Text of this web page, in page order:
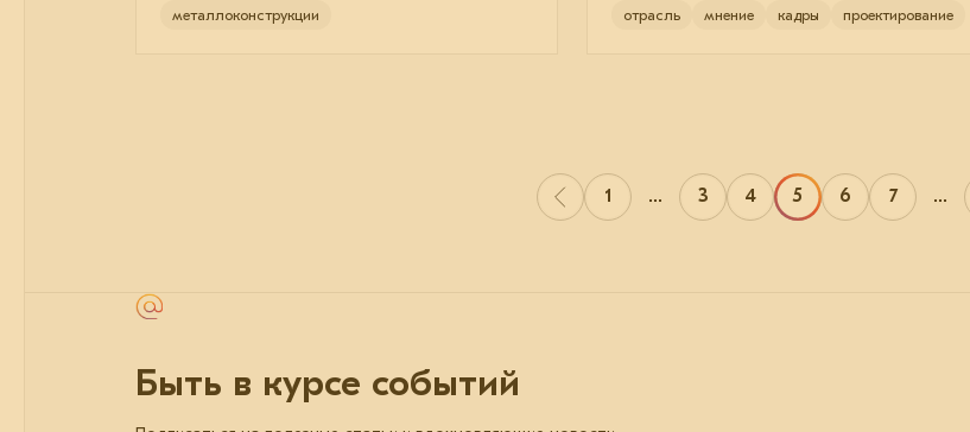
металлоконструкции
отрасль мнение кадры проектирование
1 ... 3 4 5 6 7 ...
Быть в курсе событий